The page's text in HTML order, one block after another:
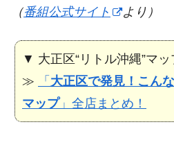
（番組公式サイト より）
▼ 大正区“リトル沖縄”マッ
≫
「 大正区で発見！こん
マップ」全店まとめ！